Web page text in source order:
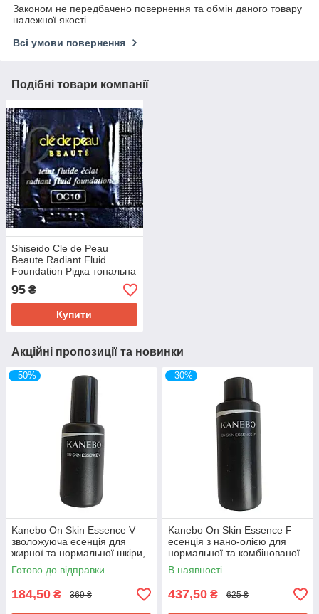
Законом не передбачено повернення та обмін даного товару
належної якості
Всі умови повернення
Подібні товари компанії
Shiseido Cle de Peau
Beaute Radiant Fluid
Foundation Рідка тональна
основа SPF25 PA++
#Ocher 10 0,3 г пробн
95 ₴
Купити
Акційні пропозиції та новинки
–50%
Kanebo On Skin Essence V
зволожуюча есенція для
жирної та нормальної шкіри,
пробник 10 мл
Готово до відправки
184,50 ₴ 369 ₴
–30%
Kanebo On Skin Essence F
есенція з нано-олією для
нормальної та комбінованої
шкіри, пробник 20 мл
В наявності
437,50 ₴ 625 ₴